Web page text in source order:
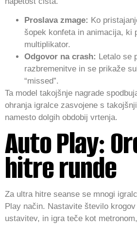
Proslava zmage: Ko
šopek konfeta in animacija, ki
multiplikator.
Odgovor na crash: Letalo se
razbremenitve in se prikaže
“missed”.
Ta model takojšnje nagrade
ohranja igralce zasvojene s
namesto dolgih obdobij vrtenja.
Auto Play:
hitre runde
Za ultra hitre seanse se mnogi
Play način. Nastavite število
ustavitev, in igra teče kot